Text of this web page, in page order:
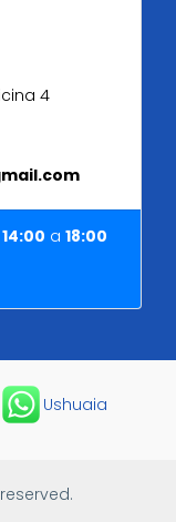
4
14:00 a 18:00
Ushuaia